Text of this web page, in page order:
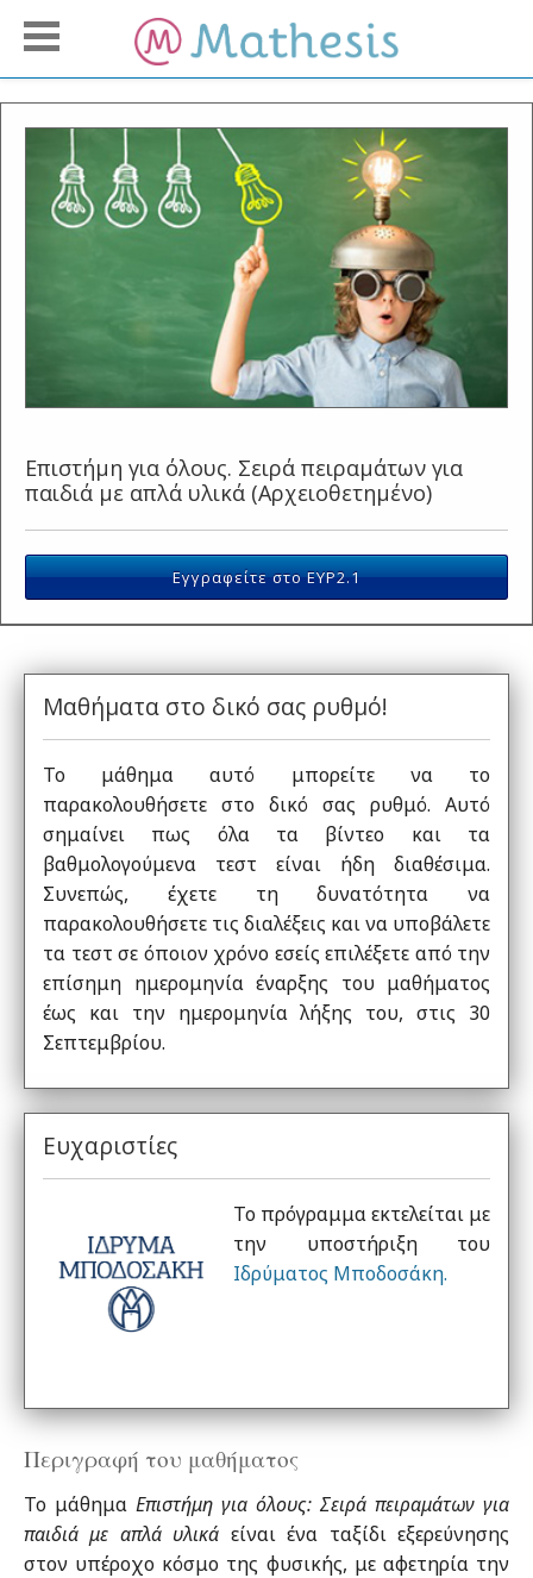
Επιστήμη για όλους. Σειρά πειραμάτων για
παιδιά με απλά υλικά (Αρχειοθετημένο)
Εγγραφείτε στο ΕΥΡ2.1
Μαθήματα στο δικό σας ρυθμό!
Το μάθημα αυτό μπορείτε να το
παρακολουθήσετε στο δικό σας ρυθμό. Αυτό
σημαίνει πως όλα τα βίντεο και τα
βαθμολογούμενα τεστ είναι ήδη διαθέσιμα.
Συνεπώς, έχετε τη δυνατότητα να
παρακολουθήσετε τις διαλέξεις και να υποβάλετε
τα τεστ σε όποιον χρόνο εσείς επιλέξετε από την
επίσημη ημερομηνία έναρξης του μαθήματος
έως και την ημερομηνία λήξης του, στις 30
Σεπτεμβρίου.
Ευχαριστίες
Το πρόγραμμα εκτελείται με
την υποστήριξη του
Ιδρύματος Μποδοσάκη.
Περιγραφή του μαθήματος
Το μάθημα Επιστήμη για όλους: Σειρά πειραμάτων για
παιδιά με απλά υλικά είναι ένα ταξίδι εξερεύνησης
στον υπέροχο κόσμο της φυσικής, με αφετηρία την